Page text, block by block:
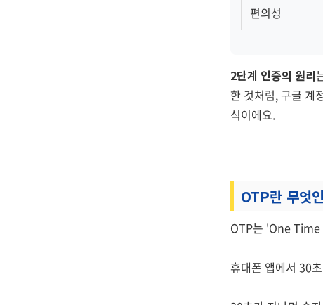
편의성
2단계 인증의 원리
한 것처럼, 구글 계
식이에요.
OTP란 무엇
OTP는 'One Time
휴대폰 앱에서 30